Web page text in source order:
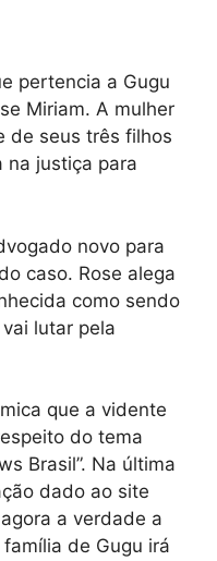
pertencia a Gugu
Miriam. A mulher
de seus três filhos
na justiça para
novo para
caso. Rose alega
como sendo
lutar pela
que a vidente
do tema
Brasil”. Na última
dado ao site
a verdade a
de Gugu irá